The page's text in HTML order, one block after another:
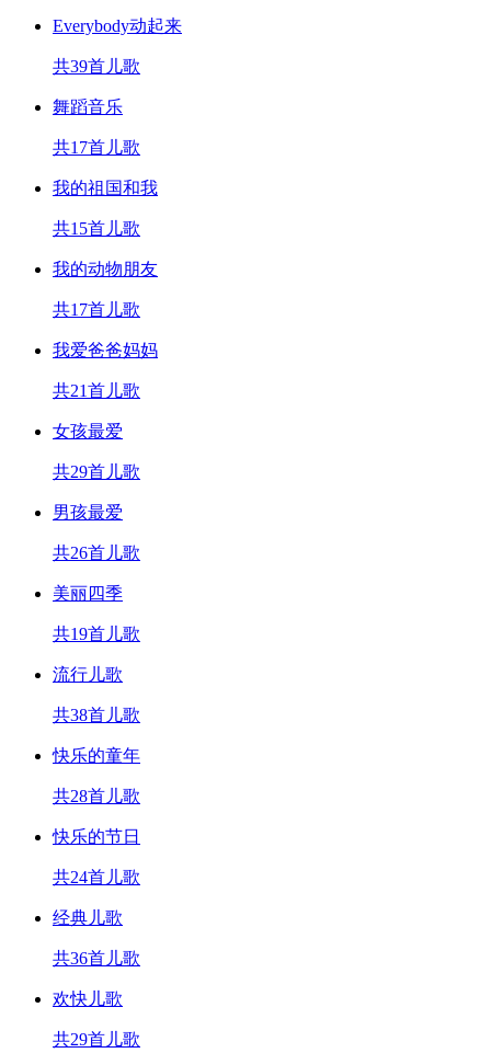
Everybody动起来
共39首儿歌
舞蹈音乐
共17首儿歌
我的祖国和我
共15首儿歌
我的动物朋友
共17首儿歌
我爱爸爸妈妈
共21首儿歌
女孩最爱
共29首儿歌
男孩最爱
共26首儿歌
美丽四季
共19首儿歌
流行儿歌
共38首儿歌
快乐的童年
共28首儿歌
快乐的节日
共24首儿歌
经典儿歌
共36首儿歌
欢快儿歌
共29首儿歌